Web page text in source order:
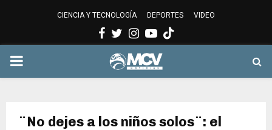
CIENCIA Y TECNOLOGÍA DEPORTES VIDEO
Facebook
Twitter
Instagram
Youtube
PRIMARY
¨No dejes a los niños solos¨: el